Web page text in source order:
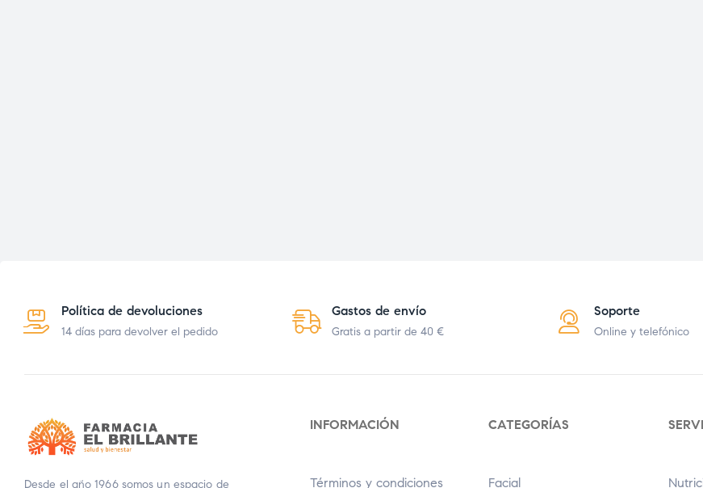
Política de devoluciones
14 días para devolver el pedido
Gastos de envío
Gratis a partir de 40 €
Soporte
Online y telefónico
Desde el año 1966 somos un espacio de
INFORMACIÓN
Términos y condiciones
CATEGORÍAS
Facial